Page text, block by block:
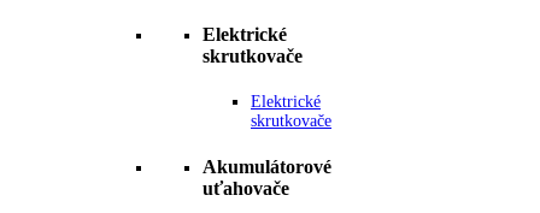
Elektrické
skrutkovače
Elektrické
skrutkovače
Akumulátorové
uťahovače